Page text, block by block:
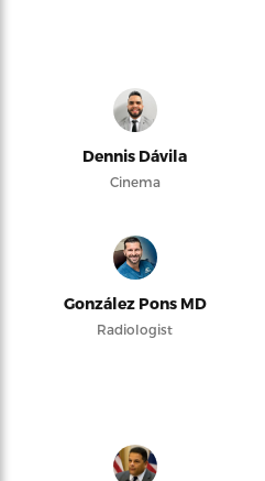
Dennis Dávila
Cinema
González Pons MD
Radiologist